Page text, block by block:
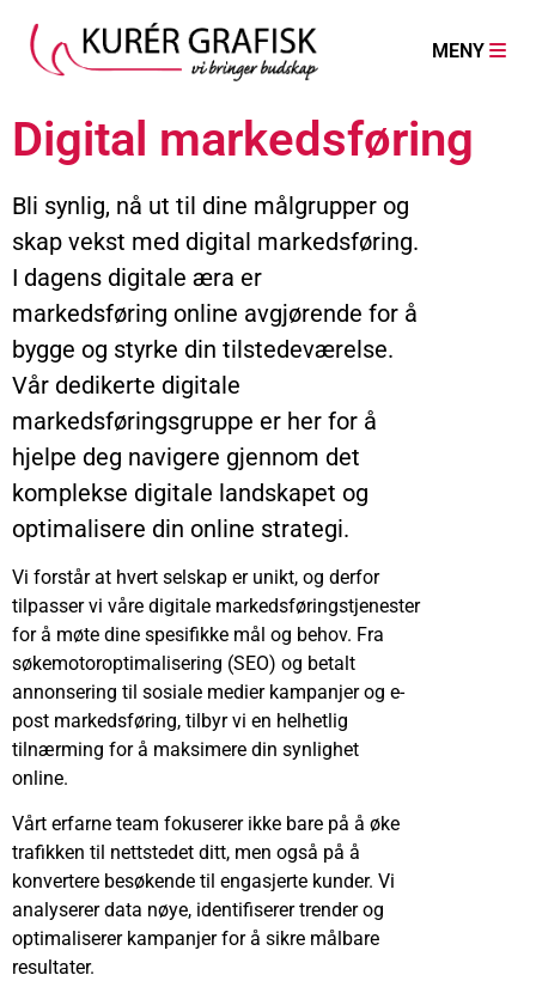
MENY
Digital markedsføring
Bli synlig, nå ut til dine målgrupper og
skap vekst med digital markedsføring.
I dagens digitale æra er
markedsføring online avgjørende for å
bygge og styrke din tilstedeværelse.
Vår dedikerte digitale
markedsføringsgruppe er her for å
hjelpe deg navigere gjennom det
komplekse digitale landskapet og
optimalisere din online strategi.
Vi forstår at hvert selskap er unikt, og derfor
tilpasser vi våre digitale markedsføringstjenester
for å møte dine spesifikke mål og behov. Fra
søkemotoroptimalisering (SEO) og betalt
annonsering til sosiale medier kampanjer og e-
post markedsføring, tilbyr vi en helhetlig
tilnærming for å maksimere din synlighet
online.
Vårt erfarne team fokuserer ikke bare på å øke
trafikken til nettstedet ditt, men også på å
konvertere besøkende til engasjerte kunder. Vi
analyserer data nøye, identifiserer trender og
optimaliserer kampanjer for å sikre målbare
resultater.